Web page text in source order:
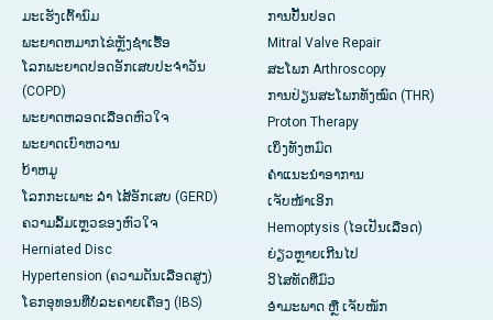
ມະເຮັງເຕົ້ານົມ
ພະຍາດຫມາກໄຂ່ຫຼັງຊໍາເຮື້ອ
ໂລກພະຍາດປອດອັກເສບປະຈໍາວັນ
(COPD)
ພະຍາດຫລອດເລືອດຫົວໃຈ
ພະຍາດເບົາຫວານ
ບ້າຫມູ
ໂລກກະເພາະ ລຳ ໄສ້ອັກເສບ (GERD)
ຄວາມລົ້ມເຫຼວຂອງຫົວໃຈ
Herniated Disc
Hypertension (ຄວາມດັນເລືອດສູງ)
ໂຣກອຸທອນທີ່ບໍ່ລະຄາຍເຄືອງ (IBS)
ການປັ້ນປອດ
Mitral Valve Repair
ສະໂພກ Arthroscopy
ການປ່ຽນສະໂພກທັງໝົດ (THR)
Proton Therapy
ເບິ່ງທັງຫມົດ
ຄໍາແນະນໍາອາການ
ເຈັບໜ້າເອິກ
Hemoptysis (ໄອເປັນເລືອດ)
ຍ່ຽວຫຼາຍເກີນໄປ
ວິໄສທັດທີ່ມົວ
ອຳມະພາດ ຫຼື ເຈັບໜັກ